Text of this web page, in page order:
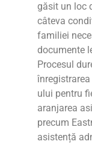
găsit un loc
câteva
familiei
documente
Procesul
ului pentru
aranjarea
precum
asistență